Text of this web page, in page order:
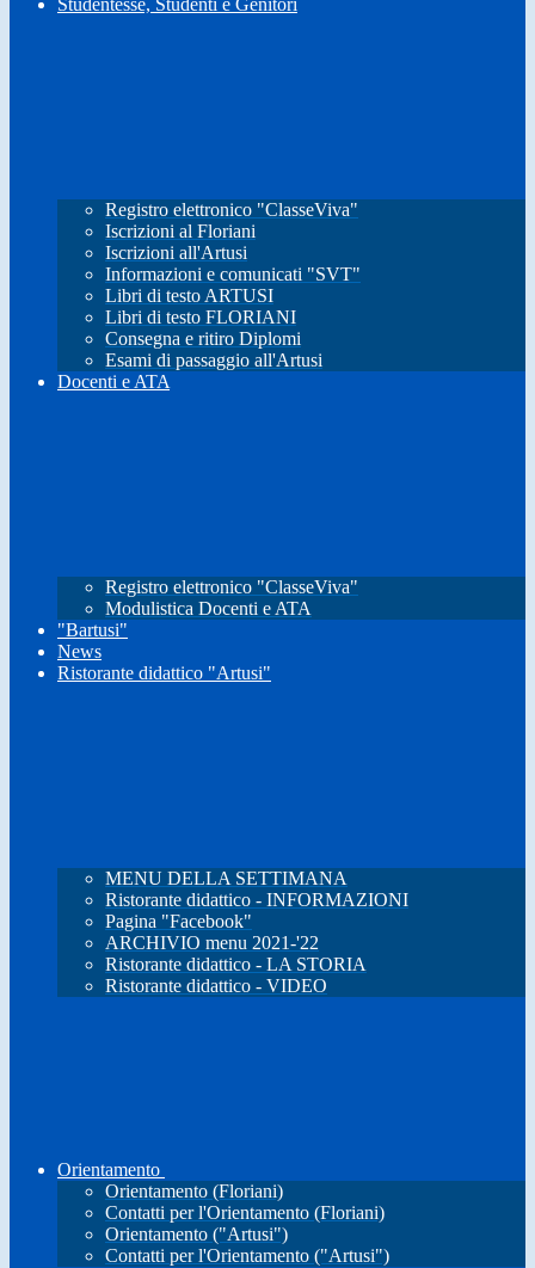
Studentesse, Studenti e Genitori
Registro elettronico "ClasseViva"
Iscrizioni al Floriani
Iscrizioni all'Artusi
Informazioni e comunicati "SVT"
Libri di testo ARTUSI
Libri di testo FLORIANI
Consegna e ritiro Diplomi
Esami di passaggio all'Artusi
Docenti e ATA
Registro elettronico "ClasseViva"
Modulistica Docenti e ATA
"Bartusi"
News
Ristorante didattico "Artusi"
MENU DELLA SETTIMANA
Ristorante didattico - INFORMAZIONI
Pagina "Facebook"
ARCHIVIO menu 2021-'22
Ristorante didattico - LA STORIA
Ristorante didattico - VIDEO
Orientamento
Orientamento (Floriani)
Contatti per l'Orientamento (Floriani)
Orientamento ("Artusi")
Contatti per l'Orientamento ("Artusi")